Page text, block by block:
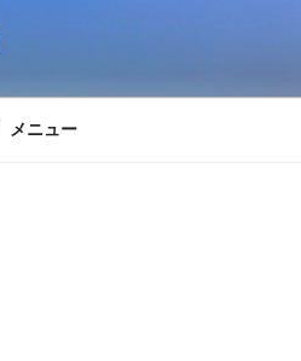
メニュー